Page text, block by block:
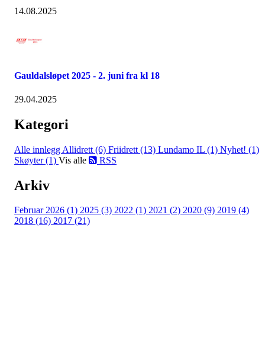
14.08.2025
Gauldalsløpet 2025 - 2. juni fra kl 18
29.04.2025
Kategori
Alle innlegg Allidrett (6) Friidrett (13) Lundamo IL (1) Nyhet! (1)
Skøyter (1) Vis alle RSS
Arkiv
Februar 2026 (1) 2025 (3) 2022 (1) 2021 (2) 2020 (9) 2019 (4)
2018 (16) 2017 (21)